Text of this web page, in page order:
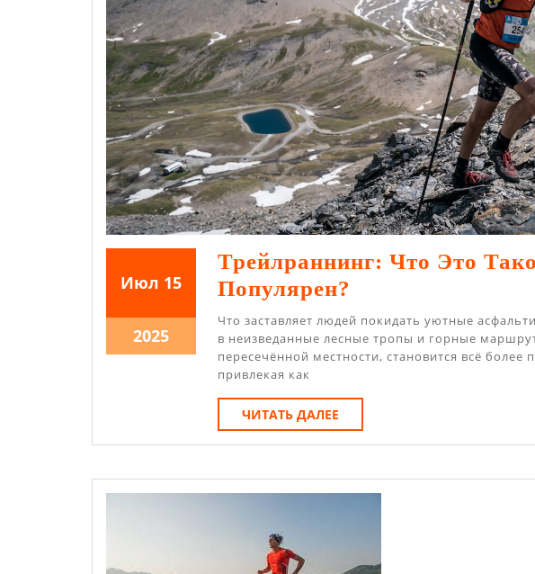
Июл 15.07.2025
1515.07.2025
202515.07.2025
Трейлраннинг: Что Это
Популярен?
Что
Это
Такое
И
Он
Популярен?
Что заставляет людей покидать уютные
в неизведанные лесные тропы и горные
пересечённой местности, становится всё
привлекая как
ЧИТАТЬ ДАЛЕЕ
ДАЛЕЕ